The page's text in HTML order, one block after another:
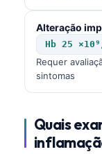
Alteração
Hb 25
Requer
sintomas
Quais